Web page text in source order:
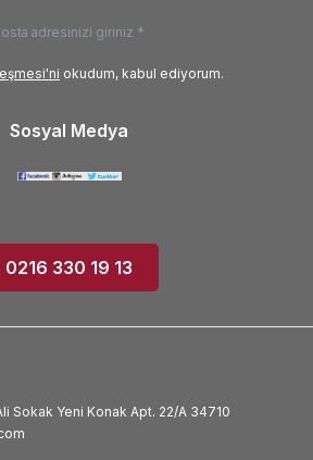
okudum, kabul ediyorum.
Sosyal Medya
0216 330 19 13
Sokak Yeni Konak Apt. 22/A 34710